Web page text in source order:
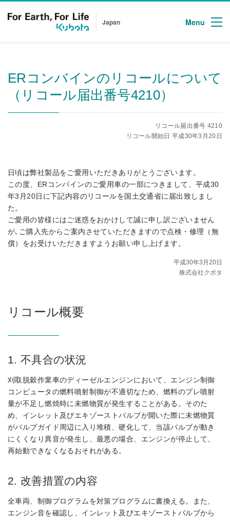
Japan Menu
ERコンバインのリコールについて
（リコール届出番号4210）
リコール届出番号 4210
リコール開始日 平成30年3月20日
日頃は弊社製品をご愛用いただきありがとうございます。
この度、ERコンバインのご愛用車の一部につきまして、平成30
年3月20日に下記内容のリコールを国土交通省に届出致しまし
た。
ご愛用の皆様にはご迷惑をおかけして誠に申し訳ございません
が､ご購入先からご案内させていただきますので点検・修理（無
償）をお受けいただきますようお願い申し上げます。
平成30年3月20日
株式会社クボタ
リコール概要
1. 不具合の状況
刈取脱穀作業車のディーゼルエンジンにおいて、エンジン制御
コンピュータの燃料噴射制御が不適切なため、燃料のプレ噴射
量が不足し燃焼時に未燃物質が発生することがある。そのた
め、インレット及びエキゾーストバルブが開いた際に未燃物質
がバルブガイド周辺に入り堆積、硬化して、当該バルブが動き
にくくなり異音が発生し、最悪の場合、エンジンが停止して、
再始動できなくなるおそれがある。
2. 改善措置の内容
全車両、制御プログラムを対策プログラムに書換える。また、
エンジン音を確認し、インレット及びエキゾーストバルブから